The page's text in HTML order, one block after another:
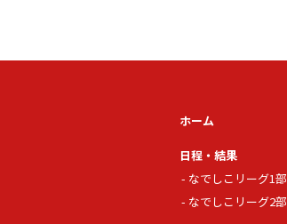
ホーム
日程・結果
なでしこリーグ1部
なでしこリーグ2部